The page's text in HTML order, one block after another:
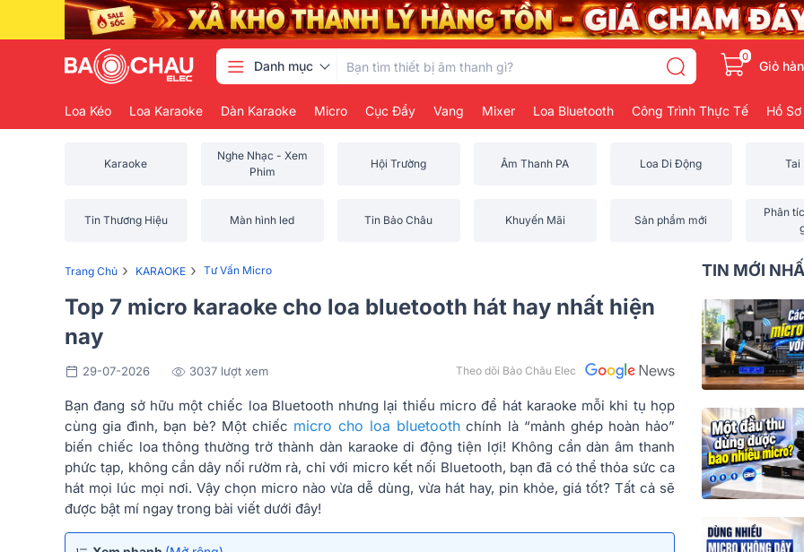
Danh mục
0
Giỏ
Loa Kéo Loa Karaoke Dàn Karaoke Micro Cục Đẩy Vang Mixer Loa Bluetooth Công Trình Thực Tế Hồ
Karaoke
Nghe Nhạc - Xem
Phim
Hội Trường Âm Thanh PA Loa Di Động Tai
Tin Thương Hiệu Màn hình led Tin Bảo Châu Khuyến Mãi Sản phẩm mới
Phân
Trang Chủ › KARAOKE › Tư Vấn Micro
Top 7 micro karaoke cho loa bluetooth hát hay nhất hiện
nay
29-07-2026 3037 lượt xem Theo dõi Bảo Châu Elec
Bạn đang sở hữu một chiếc loa Bluetooth nhưng lại thiếu micro để hát karaoke mỗi khi tụ họp
cùng gia đình, bạn bè? Một chiếc micro cho loa bluetooth chính là “mảnh ghép hoàn hảo”
biến chiếc loa thông thường trở thành dàn karaoke di động tiện lợi! Không cần dàn âm thanh
phức tạp, không cần dây nối rườm rà, chỉ với micro kết nối Bluetooth, bạn đã có thể thỏa sức ca
hát mọi lúc mọi nơi. Vậy chọn micro nào vừa dễ dùng, vừa hát hay, pin khỏe, giá tốt? Tất cả sẽ
được bật mí ngay trong bài viết dưới đây!
TIN MỚI